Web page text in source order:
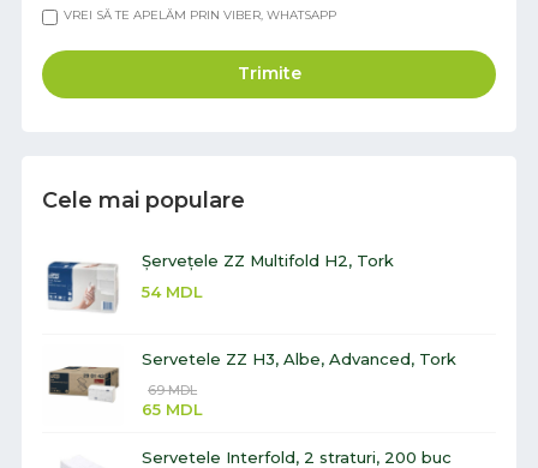
VREI SĂ TE APELĂM PRIN VIBER, WHATSAPP
Trimite
Cele mai populare
Șervețele ZZ Multifold H2, Tork
54 MDL
Servetele ZZ H3, Albe, Advanced, Tork
69MDL
65 MDL
Servetele Interfold, 2 straturi, 200 buc